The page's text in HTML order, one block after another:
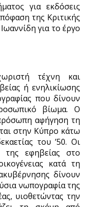
για εκδόσεις
της Κριτικής
για το έργο
τέχνη και
ή ενηλικίωσης
που δίνουν
βίωμα. Ο
αφήγηση τη
στην Κύπρο κάτω
του ’50. Οι
της εφηβείας στο
κατά τη
δίνουν
νωπογραφία της
υιοθετώντας την